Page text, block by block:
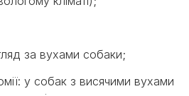
за вухами собаки;
у собак з висячими вухами